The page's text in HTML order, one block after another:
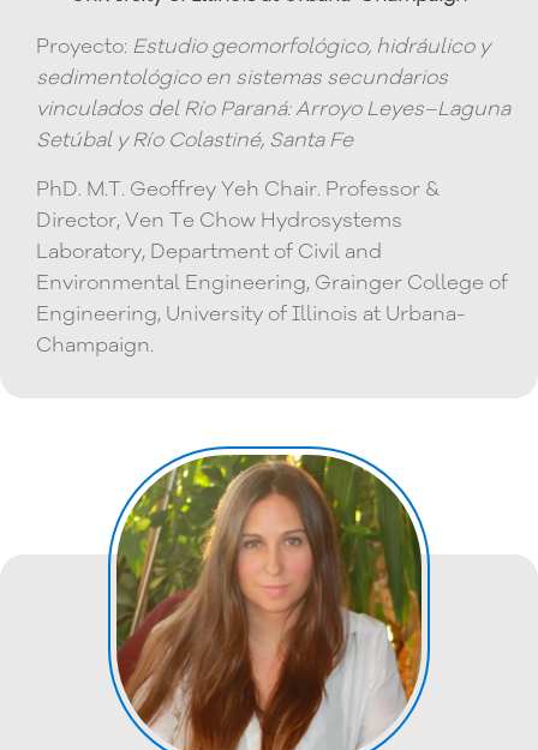
Proyecto: Estudio geomorfológico, hidráulico y
sedimentológico en sistemas secundarios
vinculados del Río Paraná: Arroyo Leyes–Laguna
Setúbal y Río Colastiné, Santa Fe
PhD. M.T. Geoffrey Yeh Chair. Professor &
Director, Ven Te Chow Hydrosystems
Laboratory, Department of Civil and
Environmental Engineering, Grainger College of
Engineering, University of Illinois at Urbana-
Champaign.